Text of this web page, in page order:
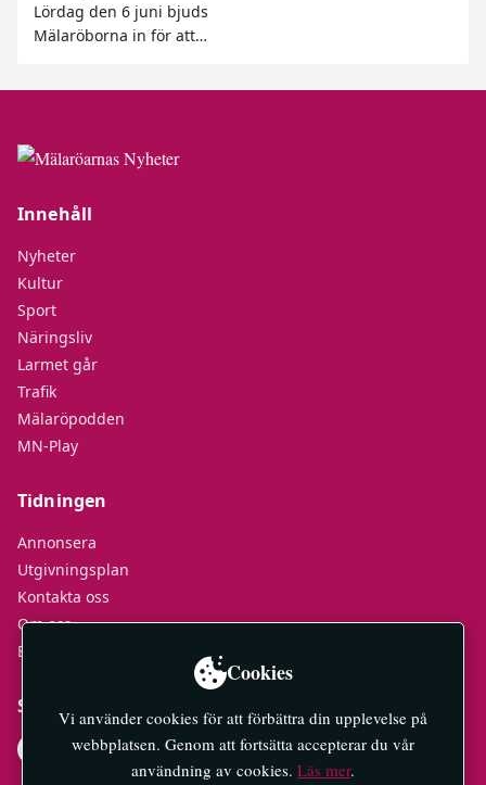
Lördag den 6 juni bjuds
Mälaröborna in för att…
Innehåll
Nyheter
Kultur
Sport
Näringsliv
Larmet går
Trafik
Mälaröpodden
MN-Play
Tidningen
Annonsera
Utgivningsplan
Kontakta oss
Om oss
E-tidningar
Socialt
Cookies
Vi använder cookies för att förbättra din upplevelse på
webbplatsen. Genom att fortsätta accepterar du vår
användning av cookies. Läs mer.